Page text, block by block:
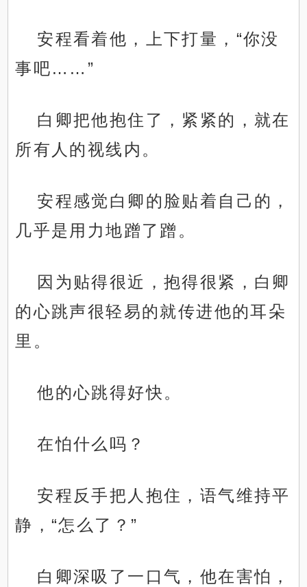
安程看着他，上下打量，“你没
事吧……”
白卿把他抱住了，紧紧的，就在
所有人的视线内。
安程感觉白卿的脸贴着自己的，
几乎是用力地蹭了蹭。
因为贴得很近，抱得很紧，白卿
的心跳声很轻易的就传进他的耳朵
里。
他的心跳得好快。
在怕什么吗？
安程反手把人抱住，语气维持平
静，“怎么了？”
白卿深吸了一口气，他在害怕，